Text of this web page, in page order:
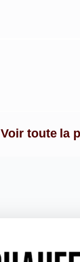
Voir toute la